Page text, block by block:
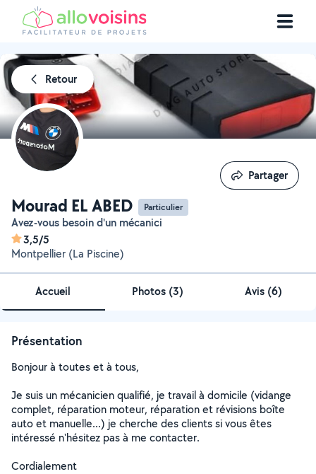
Retour
Mourad EL ABED Particulier
Avez-vous besoin d'un mécanici
3,5/5
Montpellier (La Piscine)
Partager
Partager
Accueil Photos (3) Avis (6)
Présentation
Bonjour à toutes et à tous,
Je suis un mécanicien qualifié, je travail à domicile (vidange
complet, réparation moteur, réparation et révisions boîte
auto et manuelle...) je cherche des clients si vous êtes
intéressé n'hésitez pas à me contacter.
Cordialement